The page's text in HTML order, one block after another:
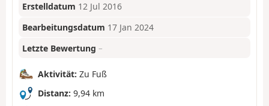
Erstelldatum 12 Jul 2016
Bearbeitungsdatum 17 Jan 2024
Letzte Bewertung –
Aktivität: Zu Fuß
Distanz: 9,94 km